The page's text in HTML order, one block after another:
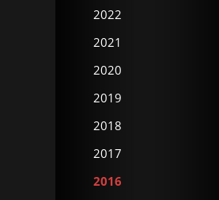
2022
2021
2020
2019
2018
2017
2016